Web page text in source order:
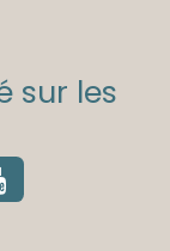
sur les